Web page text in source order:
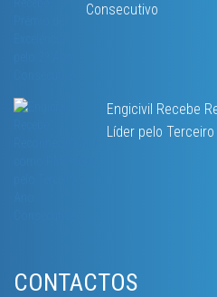
Consecutivo
Engicivil Recebe
Líder pelo
CONTACTOS